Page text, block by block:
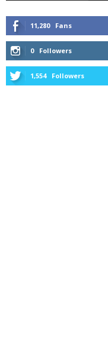
11,280 Fans
0 Followers
1,554 Followers